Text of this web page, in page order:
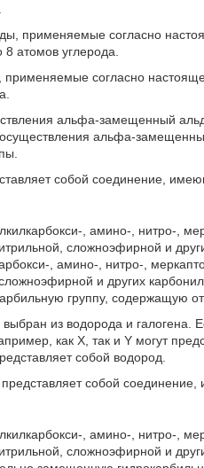
применяемые согласно
атомов углерода.
применяемые согласно
альфа-замещенный
альфа-
собой соединение,
, амино-, нитро-,
сложноэфирной и
, амино-, нитро-,
и других
группу, содержащую
из водорода и галогена.
как X, так и Y могут
собой водород.
собой
, амино-, нитро-,
сложноэфирной и